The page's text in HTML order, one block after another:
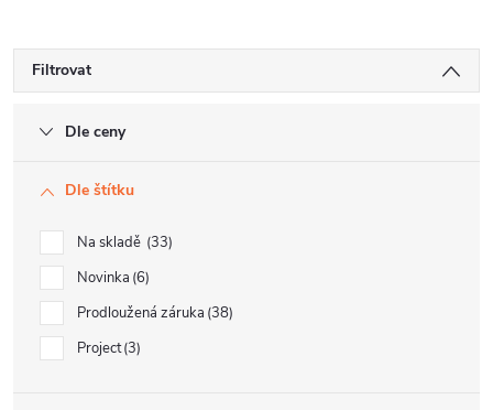
Filtrovat
Dle ceny
Dle štítku
Na skladě 33
Novinka 6
Prodloužená záruka 38
Project 3